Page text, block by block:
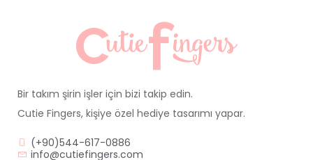
Bir takım şirin işler için bizi takip edin.
Cutie Fingers, kişiye özel hediye tasarımı yapar.
(+90)544-617-0886
info@cutiefingers.com